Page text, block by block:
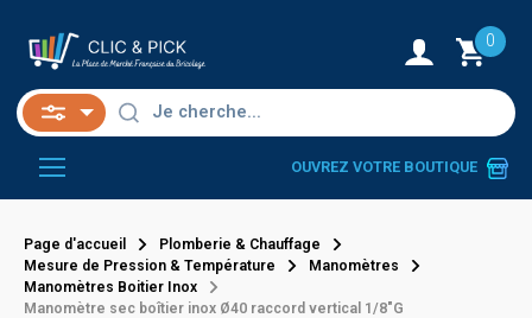
0
OUVREZ VOTRE BOUTIQUE
Page d'accueil
Plomberie & Chauffage
Mesure de Pression & Température
Manomètres
Manomètres Boitier Inox
Manomètre sec boîtier inox Ø40 raccord vertical 1/8"G